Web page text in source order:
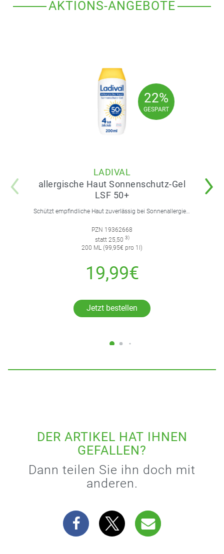
AKTIONS-ANGEBOTE
22%
GESPART
22%
GESPART
LADIVAL
allergische Haut Sonnenschutz-Gel
LSF 50+
Schützt empfindliche Haut zuverlässig bei Sonnenallergie und Mallorca-Akne. Mit 4-fach Zellschutz und einer leichten, nicht fettenden Gel-Formel.
PZN 19362668
statt 25,50 3)
200 ML (99,95€ pro 1l)
19,99€
Jetzt bestellen
DER ARTIKEL HAT IHNEN
GEFALLEN?
Dann teilen Sie ihn doch mit
anderen.